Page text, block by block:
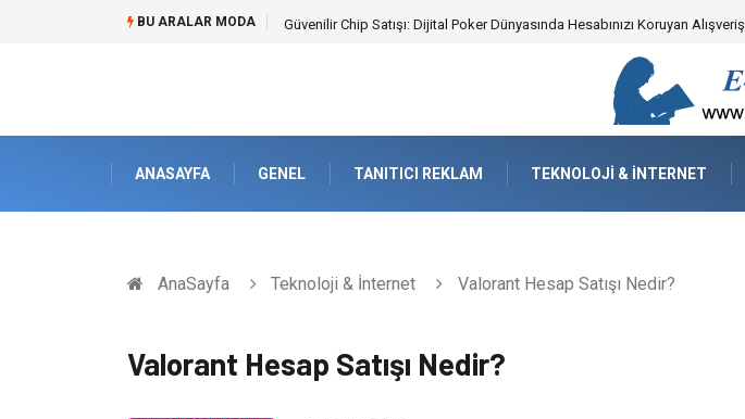
BU ARALAR MODA Güvenilir Chip Satışı: Dijital Poker Dünyasında Hesabınızı Koruyan Alışveriş
ANASAYFA GENEL TANITICI REKLAM TEKNOLOJI & İNTERNET
AnaSayfa Teknoloji & İnternet Valorant Hesap Satışı Nedir?
Valorant Hesap Satışı Nedir?